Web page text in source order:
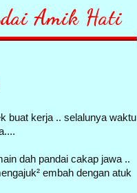
Amik Hati
buat kerja .. selalunya waktu
dah pandai cakap jawa ..
embah dengan atuk